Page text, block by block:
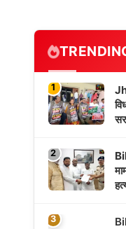
1
2
3